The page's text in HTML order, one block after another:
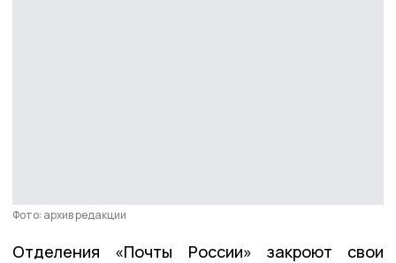
Фото: архив редакции
Отделения «Почты России» закроют свои